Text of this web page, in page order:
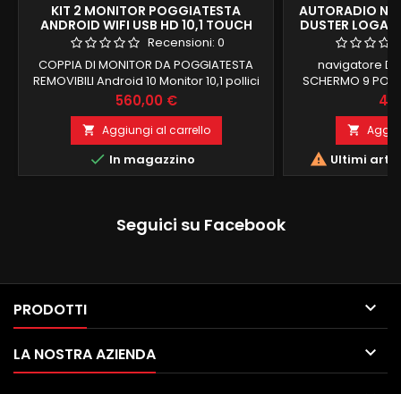
KIT 2 MONITOR POGGIATESTA
ANDROID WIFI USB HD 10,1 TOUCH
Recensioni: 0
COPPIA DI MONITOR DA POGGIATESTA
REMOVIBILI Android 10 Monitor 10,1 pollici
touch screen amovibile LEGGE TUTTI I
FORMATI POSSIBILI (PLAYSTORE
INTEGRATO) usb audio video elenco
formati audio mp3 aac wma flac ogg
dolby digital dolby digital plus INGRESSO
USB ,SD E SIM
Prezzo
560,00 €
 Aggiungi al carrello
 In magazzino
AUTORADIO
DUSTER
navigatore
SCHERMO 9
DUSTER LOGAN
4 GB RAM 64 GB
SINGOLA E
CARPLAY
INTEGRATO
COMPATIBILE

 Ultimi
Seguici su Facebook
PRODOTTI 
LA NOSTRA AZIENDA 